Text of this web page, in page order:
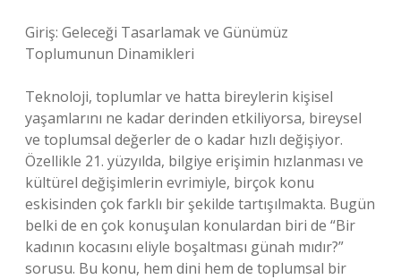
Giriş: Geleceği Tasarlamak ve Günümüz
Toplumunun Dinamikleri
Teknoloji, toplumlar ve hatta bireylerin kişisel
yaşamlarını ne kadar derinden etkiliyorsa, bireysel
ve toplumsal değerler de o kadar hızlı değişiyor.
Özellikle 21. yüzyılda, bilgiye erişimin hızlanması ve
kültürel değişimlerin evrimiyle, birçok konu
eskisinden çok farklı bir şekilde tartışılmakta. Bugün
belki de en çok konuşulan konulardan biri de “Bir
kadının kocasını eliyle boşaltması günah mıdır?”
sorusu. Bu konu, hem dini hem de toplumsal bir